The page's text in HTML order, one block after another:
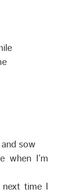
sow
when I’m
time I